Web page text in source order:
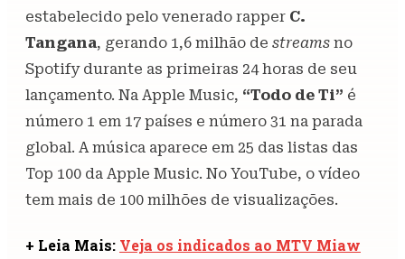
estabelecido pelo venerado rapper C.
Tangana, gerando 1,6 milhão de streams no
Spotify durante as primeiras 24 horas de seu
lançamento. Na Apple Music, “Todo de Ti” é
número 1 em 17 países e número 31 na parada
global. A música aparece em 25 das listas das
Top 100 da Apple Music. No YouTube, o vídeo
tem mais de 100 milhões de visualizações.
+ Leia Mais: Veja os indicados ao MTV Miaw